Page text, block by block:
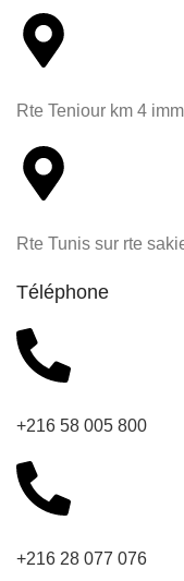
Rte Teniour km 4
Rte Tunis sur rte
Téléphone
+216 58 005 800
+216 28 077 076